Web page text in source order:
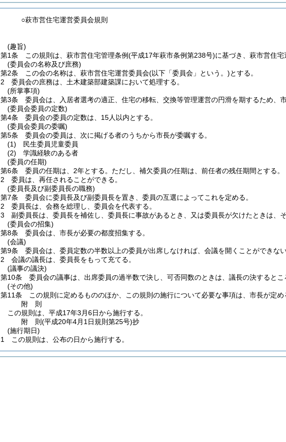
○萩市営住宅運営委員会規則
(趣旨)
第1条
この規則は、萩市営住宅管理条例(平成17年萩市条例第238号)に基づき、萩市営住
(委員会の名称及び庶務)
第2条
この会の名称は、萩市営住宅運営委員会(以下「委員会」という。)とする。
2
委員会の庶務は、土木建築部建築課において処理する。
(所掌事項)
第3条
委員会は、入居者選考の適正、住宅の移転、交換等管理運営の円滑を期するため、
(委員会委員の定数)
第4条
委員会の委員の定数は、15人以内とする。
(委員会委員の委嘱)
第5条
委員会の委員は、次に掲げる者のうちから市長が委嘱する。
(1)
民生委員児童委員
(2)
学識経験のある者
(委員の任期)
第6条
委員の任期は、2年とする。 ただし、補欠委員の任期は、前任者の残任期間とする。
2
委員は、再任されることができる。
(委員長及び副委員長の職務)
第7条
委員会に委員長及び副委員長を置き、委員の互選によってこれを定める。
2
委員長は、会務を総理し、委員会を代表する。
3
副委員長は、委員長を補佐し、委員長に事故があるとき、又は委員長が欠けたときは、
(委員会の招集)
第8条
委員会は、市長が必要の都度招集する。
(会議)
第9条
委員会は、委員定数の半数以上の委員が出席しなければ、会議を開くことができない
2
会議の議長は、委員長をもって充てる。
(議事の議決)
第10条
委員会の議事は、出席委員の過半数で決し、可否同数のときは、議長の決するとこ
(その他)
第11条
この規則に定めるもののほか、この規則の施行について必要な事項は、市長が定め
附 則
この規則は、平成17年3月6日から施行する。
附 則(平成20年4月1日規則第25号)抄
(施行期日)
1
この規則は、公布の日から施行する。